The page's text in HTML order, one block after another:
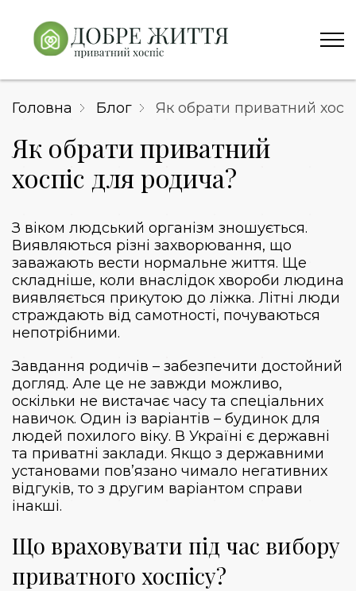
Головна Блог Як обрати приватний
Як обрати приватний
хоспіс для родича?
З віком людський організм зношується.
Виявляються різні захворювання, що
заважають вести нормальне життя. Ще
складніше, коли внаслідок хвороби людина
виявляється прикутою до ліжка. Літні люди
страждають від самотності, почуваються
непотрібними.
Завдання родичів – забезпечити достойний
догляд. Але це не завжди можливо,
оскільки не вистачає часу та спеціальних
навичок. Один із варіантів – будинок для
людей похилого віку. В Україні є державні
та приватні заклади. Якщо з державними
установами пов’язано чимало негативних
відгуків, то з другим варіантом справи
інакші.
Що враховувати під час вибору
приватного хоспісу?